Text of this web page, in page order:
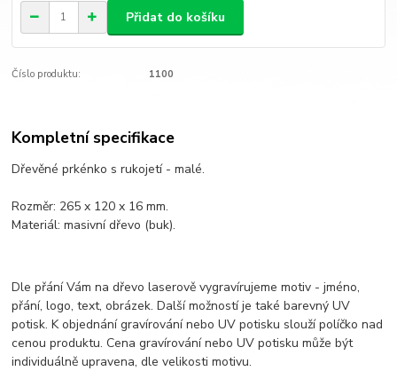
Přidat do košíku
Číslo produktu: 1100
Kompletní specifikace
Dřevěné prkénko s rukojetí - malé.
Rozměr: 265 x 120 x 16 mm.
Materiál: masivní dřevo (buk).
Dle přání Vám na dřevo laserově vygravírujeme motiv - jméno,
přání, logo, text, obrázek. Další možností je také barevný UV
potisk. K objednání gravírování nebo UV potisku slouží políčko nad
cenou produktu. Cena gravírování nebo UV potisku může být
individuálně upravena, dle velikosti motivu.